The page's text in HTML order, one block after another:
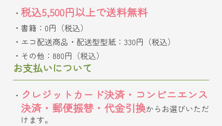
税込5,500円以上で送料無料
書籍：0円（税込）
エコ配送商品・配送型型紙：330円（税込）
その他：880円（税込）
お支払いについて
クレジットカード決済・コンビニエンス
決済・郵便振替・代金引換からお選びいただ
けます。